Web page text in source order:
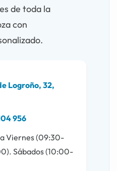
de toda la
con
Logroño, 32,
956
Viernes (09:30-
Sábados (10:00-